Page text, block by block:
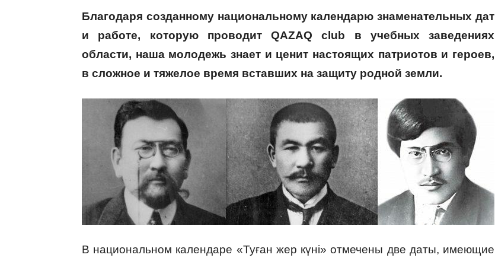
Благодаря созданному национальному календарю знаменательных дат
и работе, которую проводит QAZAQ club в учебных заведениях
области, наша молодежь знает и ценит настоящих патриотов и героев,
в сложное и тяжелое время вставших на защиту родной земли.
В национальном календаре «Туған жер күні» отмечены две даты, имеющие